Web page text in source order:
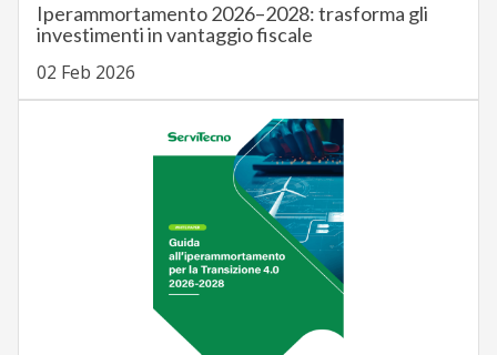
Iperammortamento 2026–2028: trasforma gli
investimenti in vantaggio fiscale
02 Feb 2026